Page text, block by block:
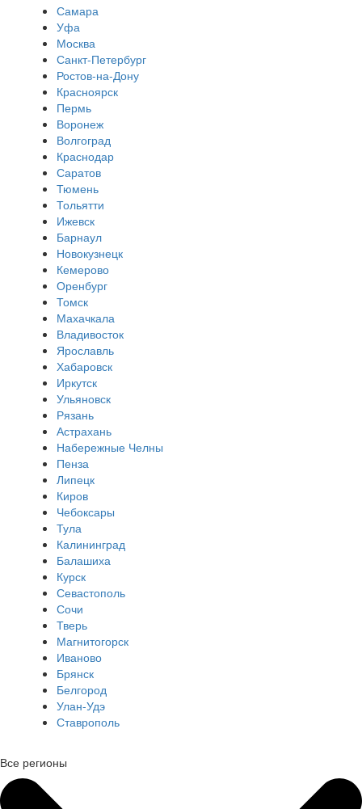
Самара
Уфа
Москва
Санкт-Петербург
Ростов-на-Дону
Красноярск
Пермь
Воронеж
Волгоград
Краснодар
Саратов
Тюмень
Тольятти
Ижевск
Барнаул
Новокузнецк
Кемерово
Оренбург
Томск
Махачкала
Владивосток
Ярославль
Хабаровск
Иркутск
Ульяновск
Рязань
Астрахань
Набережные Челны
Пенза
Липецк
Киров
Чебоксары
Тула
Калининград
Балашиха
Курск
Севастополь
Сочи
Тверь
Магнитогорск
Иваново
Брянск
Белгород
Улан-Удэ
Ставрополь
Все регионы